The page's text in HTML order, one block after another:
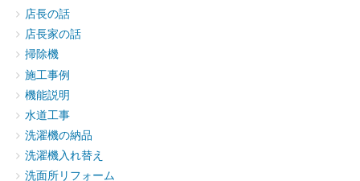
店長の話
店長家の話
掃除機
施工事例
機能説明
水道工事
洗濯機の納品
洗濯機入れ替え
洗面所リフォーム